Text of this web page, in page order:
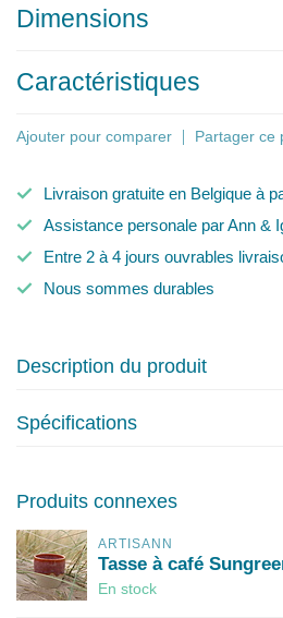
Dimensions
Caractéristiques
Ajouter pour comparer Partager ce
Livraison gratuite en Belgique à
Assistance personale par Ann &
Entre 2 à 4 jours ouvrables
Nous sommes durables
Description du produit
Spécifications
Produits connexes
ARTISANN
Tasse à café
En stock